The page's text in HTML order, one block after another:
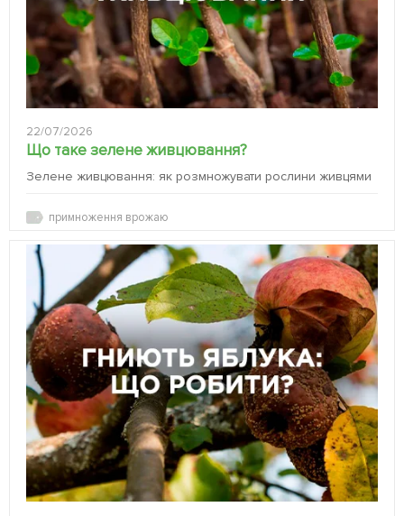
22/07/2026
Що таке зелене живцювання?
Зелене живцювання: як розмножувати рослини живцями
примноження врожаю